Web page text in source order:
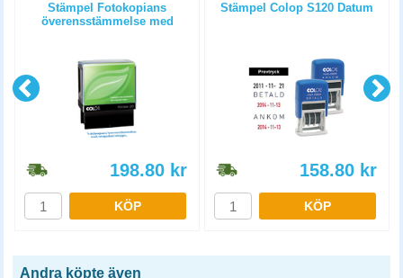
Stämpel Fotokopians
överensstämmelse med
198.80 kr
KÖP
Stämpel Colop S120 Datum
158.80 kr
KÖP
Andra köpte även